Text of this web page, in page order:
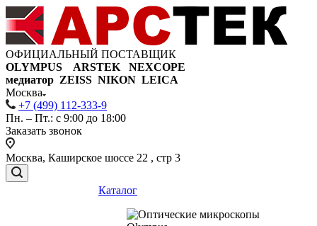
ОФИЦИАЛЬНЫЙ ПОСТАВЩИК
OLYMPUS ARSTEK NEXCOPE
медиатор ZEISS NIKON LEICA
Москва
+7 (499) 112-333-9
Пн. – Пт.: с 9:00 до 18:00
Заказать звонок
Москва, Каширское шоссе 22 , стр 3
Каталог